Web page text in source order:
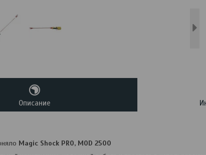
Описание
Magic Shock PRO, MOD 2500